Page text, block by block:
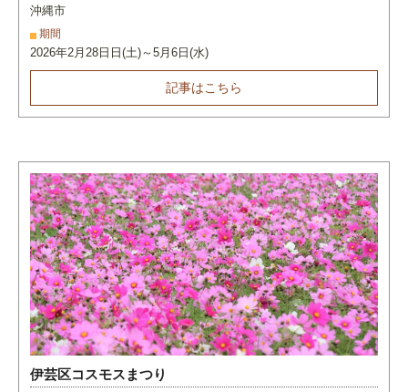
沖縄市
期間
2026年2月28日日(土)～5月6日(水)
記事はこちら
伊芸区コスモスまつり